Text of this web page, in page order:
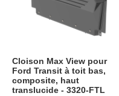
Cloison Max View pour
Ford Transit à toit bas,
composite, haut
translucide - 3320-FTL